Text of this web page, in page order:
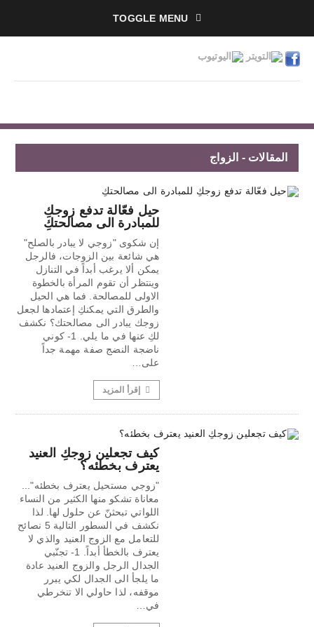
TOGGLE MENU
المقالات - الزواج
حيل فعّالة تدفع زوجكِ
للمبادرة الى مصالحتكِ
إن شكوى "زوجي لا يبادر بالصلح"
هي شائعة بين الزوجات، فالرجل
يمكن ألا يرغب أبداً في التنازل
وينتظر أن تقوم المرأة بالخطوة
الاولى للمصالحة. فما هي الحيل
والطرق التي يمكنكِ إعتمادها لجعل
زوجك يبادر الى مصالحتك؟ نكشف
لكِ عنها في ما يلي. 1- كوني
ناضجة النضج صفة مهمة جداً
على…
إقرأ المزيد
كيف تجعلين زوجكِ العنيد
يعترف بخطئه؟
"زوجي مستحيل يعترف بخطئه"...
معاناة تشكو منها الكثير من النساء
اللواتي تبحثنّ عن حلول لها. لذا
نكشف في السطور التالية 5 نصائح
للتعامل مع الزوج العنيد والذي لا
يعترف بالخطأ أبداً. 1- تجنّبي
الجدال الرجل والزوج العنيد عادة
ما يلجأ الى الجدال لكي يبرر
موقفه، لذا حاولي الا تنخرطي
في…